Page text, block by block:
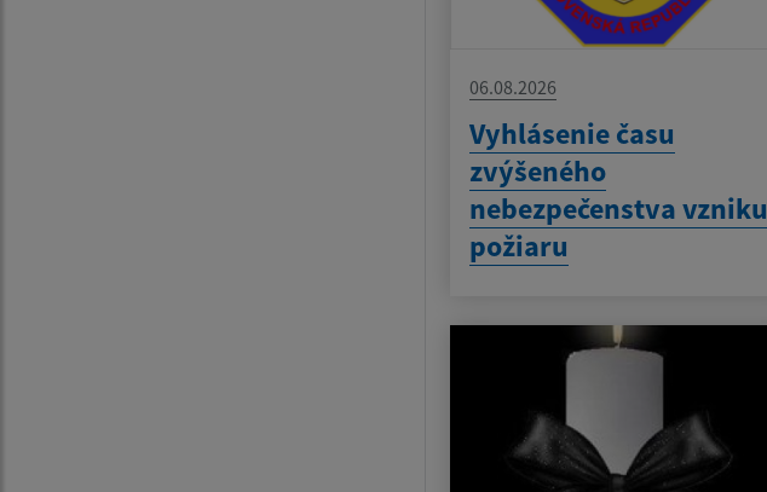
06.08.2026
Vyhlásenie času
zvýšeného
nebezpečenstva vzniku
požiaru